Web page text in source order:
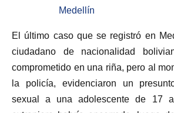
Medellín
El último caso que se registró en
ciudadano de nacionalidad
comprometido en una riña, pero al
la policía, evidenciaron un
sexual a una adolescente de 17